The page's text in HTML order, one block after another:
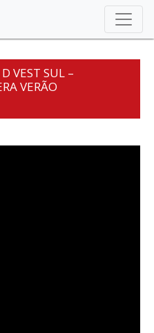
VEST SUL –
VERÃO